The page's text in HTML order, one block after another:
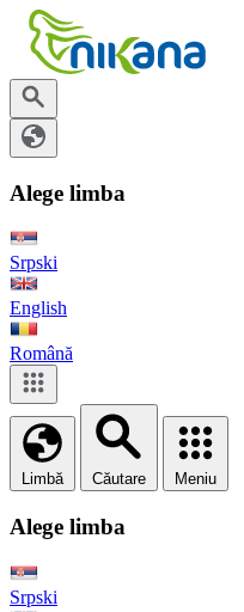
Alege limba
Srpski
English
Română
Limbă Căutare Meniu
Alege limba
Srpski